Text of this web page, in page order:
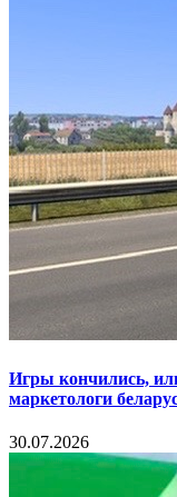
Игры кончились,
маркетологи
30.07.2026